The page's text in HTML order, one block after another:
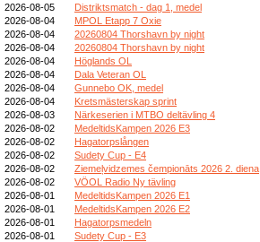
2026-08-05
Distriktsmatch - dag 1, medel
2026-08-04
MPOL Etapp 7 Oxie
2026-08-04
20260804 Thorshavn by night
2026-08-04
20260804 Thorshavn by night
2026-08-04
Höglands OL
2026-08-04
Dala Veteran OL
2026-08-04
Gunnebo OK, medel
2026-08-04
Kretsmästerskap sprint
2026-08-03
Närkeserien i MTBO deltävling 4
2026-08-02
MedeltidsKampen 2026 E3
2026-08-02
Hagatorpslången
2026-08-02
Sudety Cup - E4
2026-08-02
Ziemeļvidzemes čempionāts 2026 2. diena
2026-08-02
VÖOL Radio Ny tävling
2026-08-01
MedeltidsKampen 2026 E1
2026-08-01
MedeltidsKampen 2026 E2
2026-08-01
Hagatorpsmedeln
2026-08-01
Sudety Cup - E3